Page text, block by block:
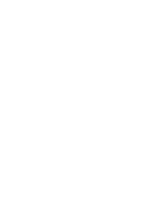
Slika se ispisuje u
Možete dodati premaz
Tapete se mogu nježno